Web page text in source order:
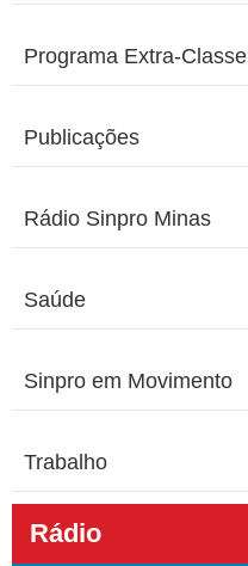
Programa Extra-Classe
Publicações
Rádio Sinpro Minas
Saúde
Sinpro em Movimento
Trabalho
Rádio